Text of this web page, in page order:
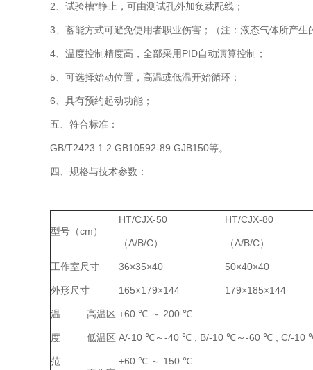
2、试验槽*静止，可由测试孔外加负载配线；
3、蓄能方式可避免使用者职业伤害；（注：液态气体所产
4、温度控制精度高，全部采用PID自动演算控制；
5、可选择始动位置，高温或低温开始循环；
6、具有预约起动功能；
五、符合标准：
GB/T2423.1.2 GB10592-89 GJB150等。
四、规格与技术参数：
型号（cm）
HT/CJX-50
（A/B/C）
HT/CJX-80
（A/B/C）
工作室尺寸 36×35×40 50×40×40
外形尺寸 165×179×144 179×185×144
温
度
范
高温区 +60 ℃ ～ 200 ℃
低温区 A/-10 ℃～-40 ℃ , B/-10 ℃～-60 ℃ , C/-10
+60 ℃ ～ 150 ℃